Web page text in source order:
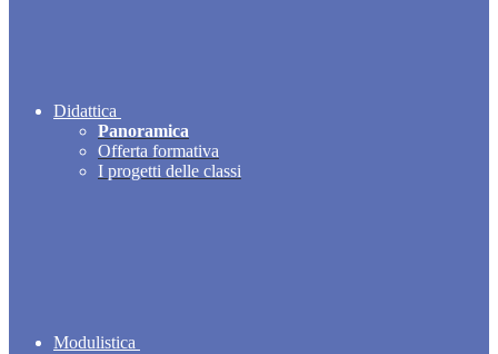
Didattica
Panoramica
Offerta formativa
I progetti delle classi
Modulistica